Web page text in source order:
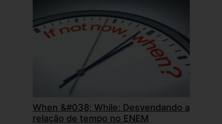
When &#038; While: Desvendando a
relação de tempo no ENEM